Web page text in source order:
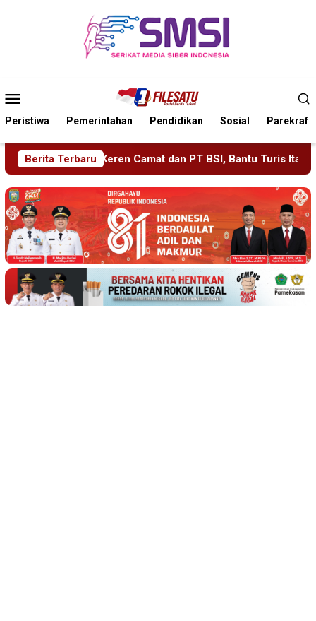
Mobile
Peristiwa Pemerintahan Pendidikan Sosial Parekraf
Berita Terbaru
Bantu Turis Italia Tersesat di Pulau Merah Banyuwangi